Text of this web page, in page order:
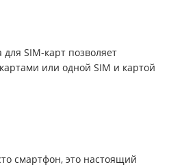
для SIM-карт позволяет
или одной SIM и картой
смартфон, это настоящий